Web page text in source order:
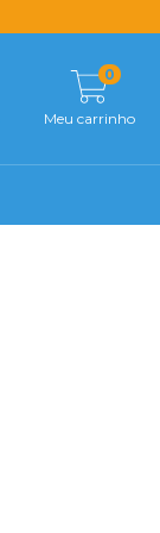
Meu carrinho
0